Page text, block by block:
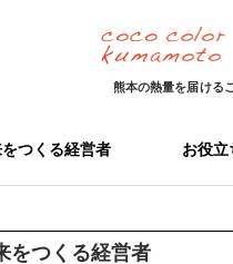
熊本の熱量を届ける
つくる経営者 お役立
をつくる経営者